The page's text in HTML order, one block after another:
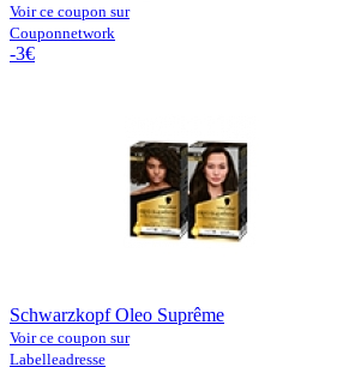
Voir ce coupon sur
Couponnetwork
-3€
Schwarzkopf Oleo Suprême
Voir ce coupon sur
Labelleadresse